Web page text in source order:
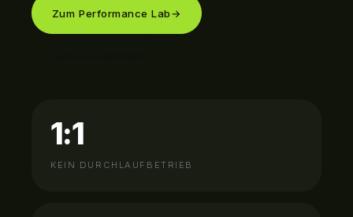
Zum Performance Lab→
1:1
KEIN DURCHLAUFBETRIEB